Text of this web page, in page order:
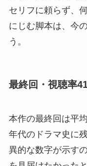
セリフに頼らず、
にじむ脚本は、今
う。
最終回・視聴率
本作の最終回は平
年代のドラマ史に
異的な数字が示す